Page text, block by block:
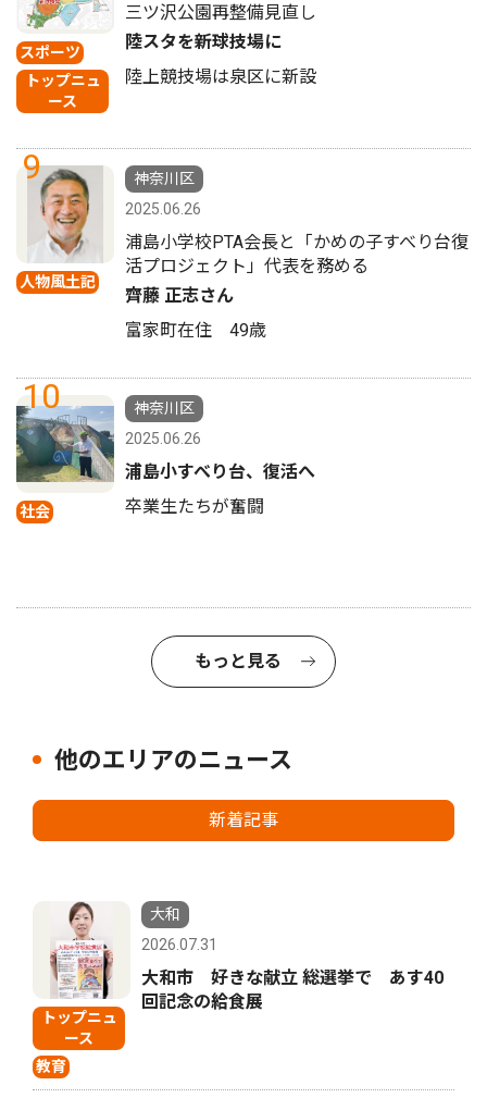
スポーツ
トップニュ
ース
三ツ沢公園再整備見直し
陸スタを新球技場に
陸上競技場は泉区に新設
9
人物風土記
神奈川区
2025.06.26
浦島小学校PTA会長と「かめの子すべり台復
活プロジェクト」代表を務める
齊藤 正志さん
富家町在住 49歳
10
社会
神奈川区
2025.06.26
浦島小すべり台、復活へ
卒業生たちが奮闘
もっと見る
他のエリアのニュース
新着記事
トップニュ
ース
教育
大和
2026.07.31
大和市 好きな献立 総選挙で あす40
回記念の給食展